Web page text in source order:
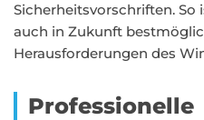
Sicherheitsvorschriften.
auch in Zukunft
Herausforderungen des
Professionelle